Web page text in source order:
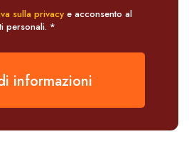
sulla privacy e acconsento al
personali. *
informazioni